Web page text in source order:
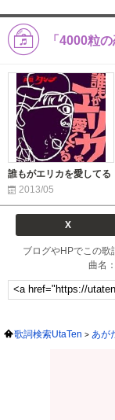
「4000粒
誰もがエリカを愛してる
2013/05
X
ブログやHPでこの
曲名
歌詞検索UtaTen あが